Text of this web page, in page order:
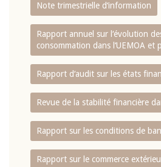
Note trimestrielle d‘information
Rapport annuel sur l‘évolution
consommation dans l‘UEMOA et
Rapport d‘audit sur les états
Revue de la stabilité financière
Rapport sur les conditions de
Rapport sur le commerce